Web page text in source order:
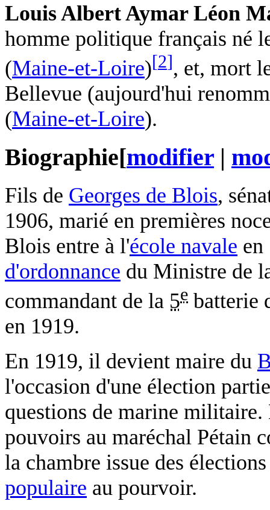
Louis Albert Aymar Léon
homme politique français né
(Maine-et-Loire)[2], et, mort
Bellevue (aujourd'hui
(Maine-et-Loire).
Biographie[modifier |
Fils de Georges de Blois,
1906, marié en premières
Blois entre à l'école navale
d'ordonnance du Ministre de
commandant de la 5e batterie
en 1919.
En 1919, il devient maire du
l'occasion d'une élection
questions de marine
pouvoirs au maréchal Pétain
la chambre issue des
populaire au pourvoir.